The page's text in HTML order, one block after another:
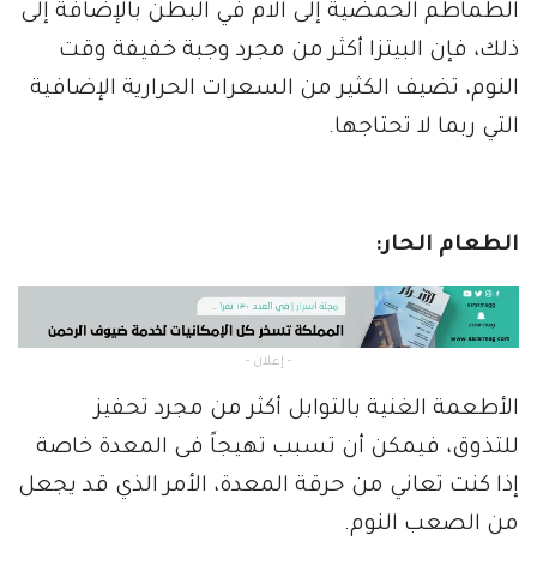
الطماطم الحمضية إلى آلام في البطن بالإضافة إلى
ذلك، فإن البيتزا أكثر من مجرد وجبة خفيفة وقت
النوم، تضيف الكثير من السعرات الحرارية الإضافية
التي ربما لا تحتاجها.
الطعام الحار:
- إعلان -
الأطعمة الغنية بالتوابل أكثر من مجرد تحفيز
للتذوق، فيمكن أن تسبب تهيجاً فى المعدة خاصة
إذا كنت تعاني من حرقة المعدة، الأمر الذي قد يجعل
من الصعب النوم.